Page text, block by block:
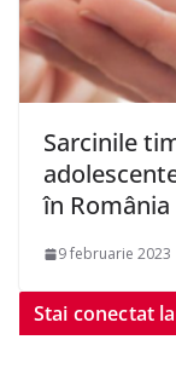
Sarcinile
în România
9 februarie 2023
Stai conectat